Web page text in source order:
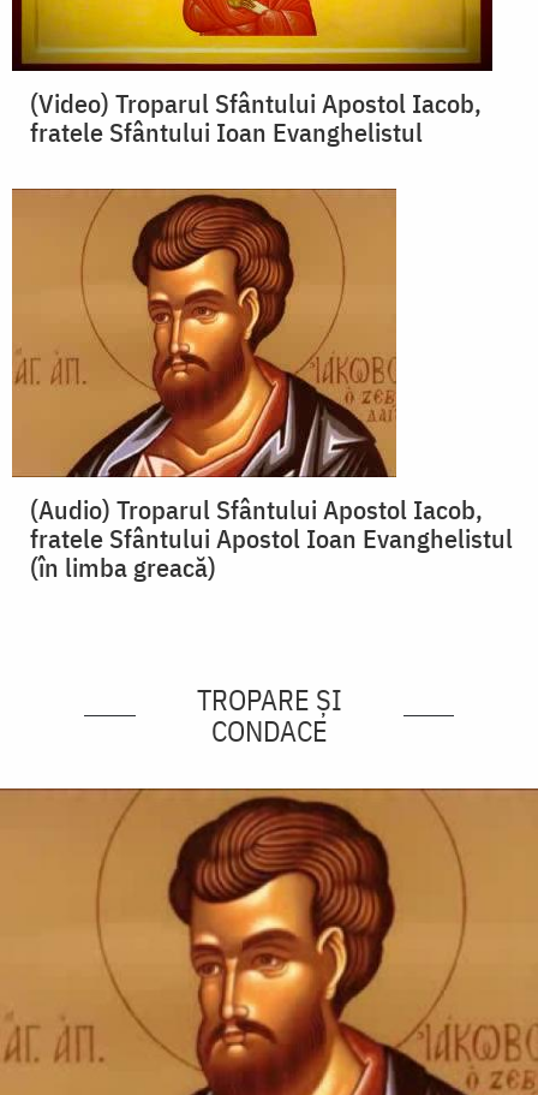
(Video) Troparul Sfântului Apostol Iacob,
fratele Sfântului Ioan Evanghelistul
(Audio) Troparul Sfântului Apostol Iacob,
fratele Sfântului Apostol Ioan Evanghelistul
(în limba greacă)
TROPARE ȘI
CONDACE